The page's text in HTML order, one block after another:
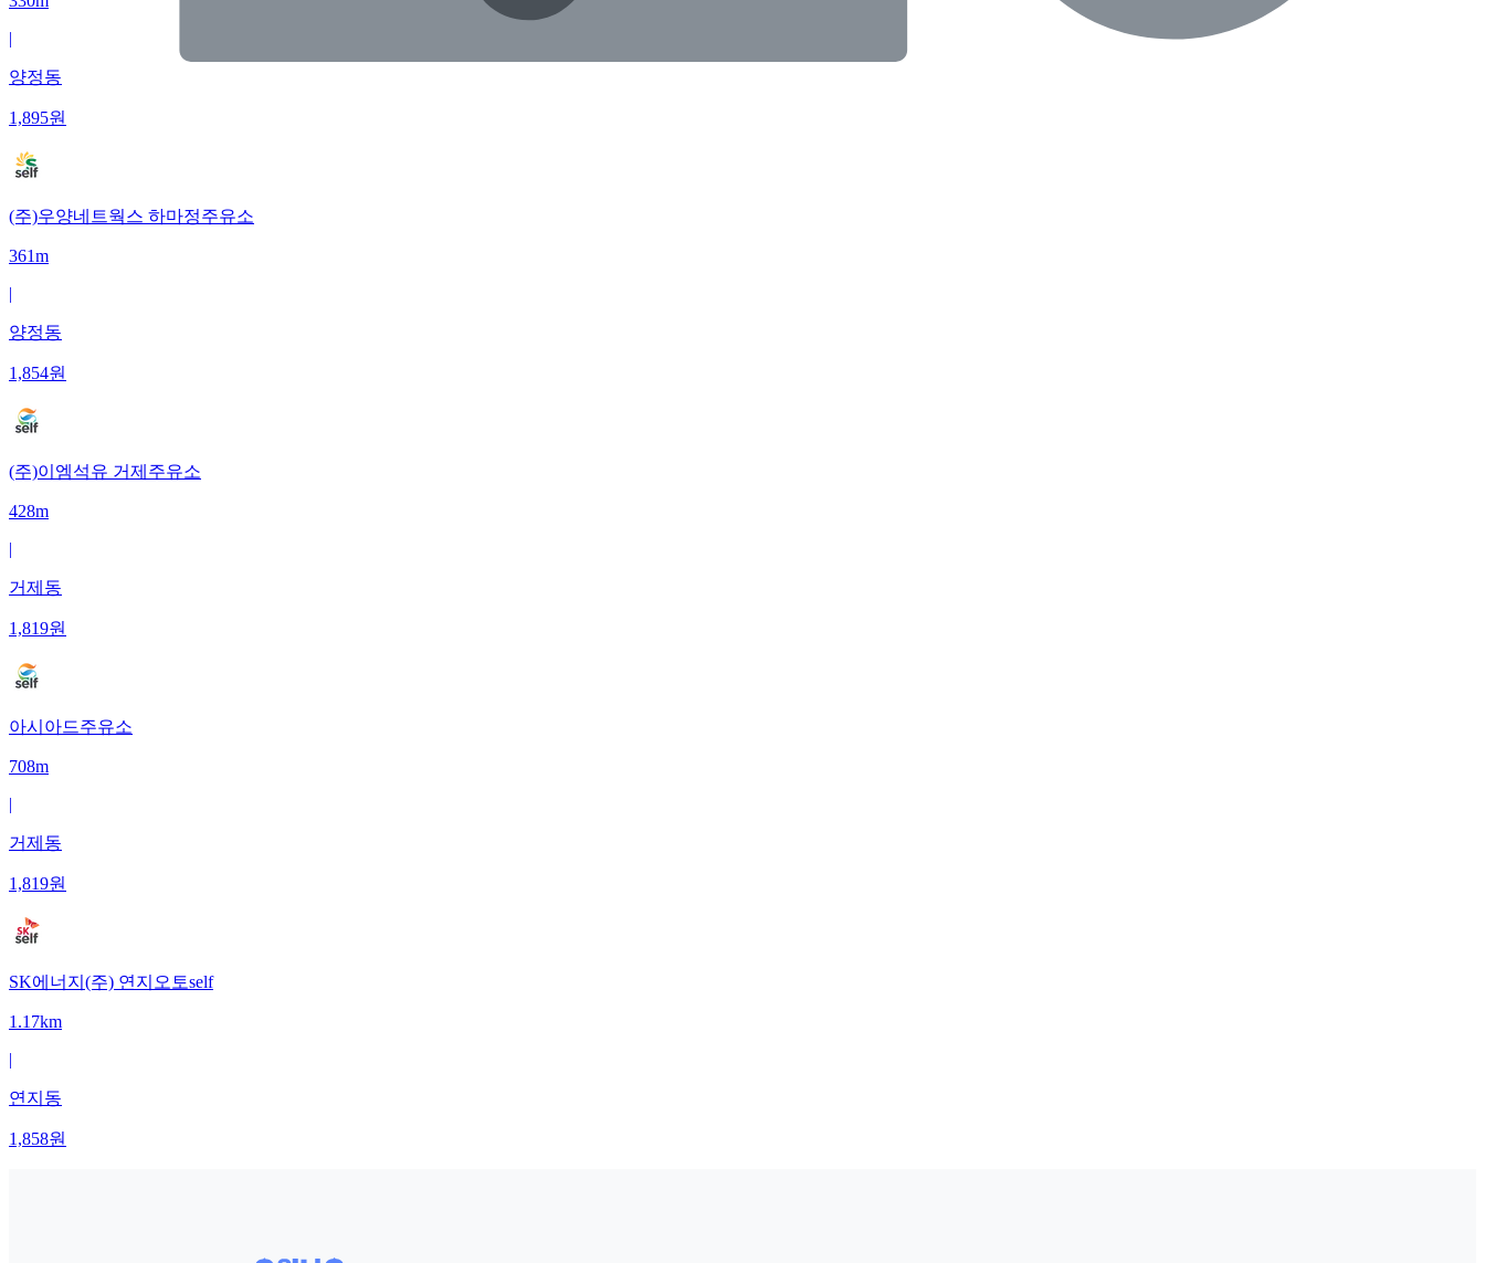
|
양정동
1,895원
(주)우양네트웍스 하마정주유소
361m
|
양정동
1,854원
(주)이엠석유 거제주유소
428m
|
거제동
1,819원
아시아드주유소
708m
|
거제동
1,819원
SK에너지(주) 연지오토self
1.17km
|
연지동
1,858원